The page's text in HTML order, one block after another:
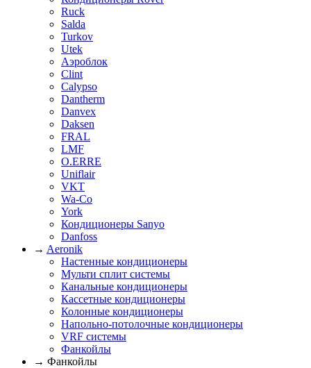
Ruck
Salda
Turkov
Utek
Аэроблок
Clint
Calypso
Dantherm
Danvex
Daksen
FRAL
LMF
O.ERRE
Uniflair
VKT
Wa-Co
York
Кондиционеры Sanyo
Danfoss
→ Aeronik
Настенные кондиционеры
Мульти сплит системы
Канальные кондиционеры
Кассетные кондиционеры
Колонные кондиционеры
Напольно-потолочные кондиционеры
VRF системы
Фанкойлы
→ Фанкойлы